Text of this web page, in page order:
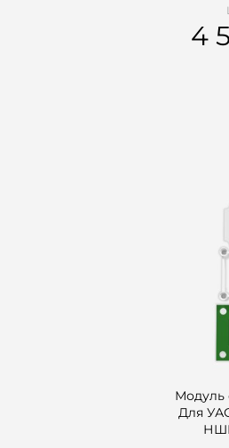
4
Модуль
Для